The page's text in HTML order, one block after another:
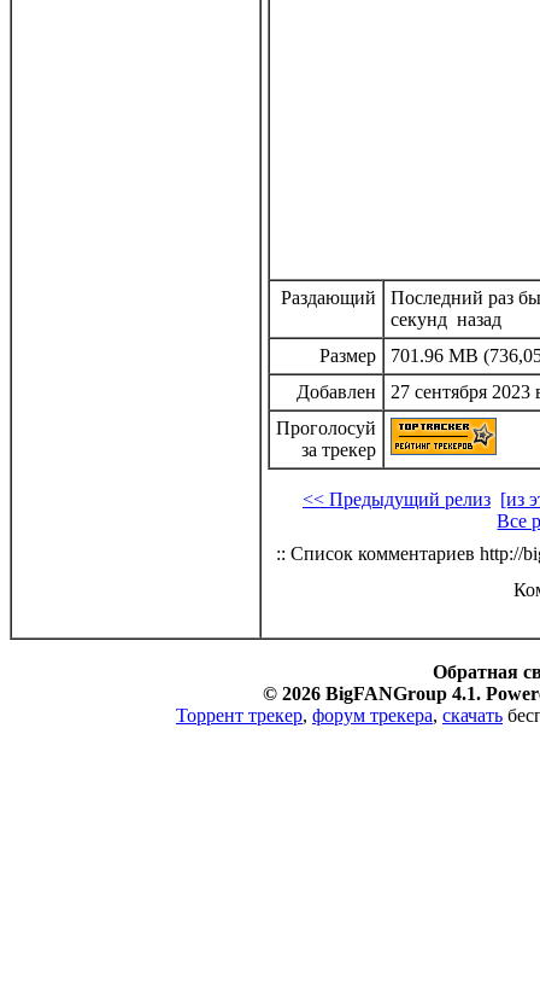
Раздающий
Последний раз
секунд назад
Размер
701.96 MB
Добавлен
27 сентября 2023
Проголосуй
за трекер
<< Предыдущий релиз [из
Все
:: Список комментариев http://
Обратная
© 2026 BigFANGroup 4.1.
Торрент трекер, форум трекера, скачать